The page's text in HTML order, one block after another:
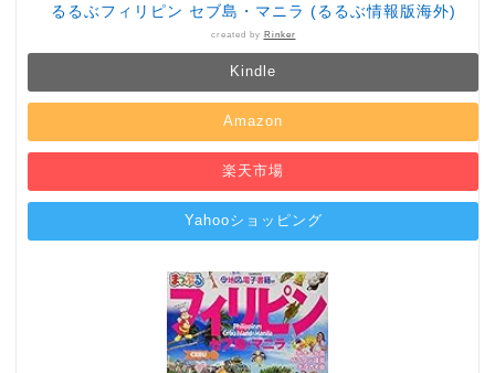
るるぶフィリピン セブ島・マニラ (るるぶ情報版海外)
created by Rinker
Kindle
Amazon
楽天市場
Yahooショッピング